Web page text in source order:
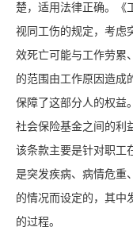
楚，适用法律正确。《
视同工伤的规定，考虑
效死亡可能与工作劳累
的范围由工作原因造成
保障了这部分人的权益
社会保险基金之间的利
该条款主要是针对职工
是突发疾病、病情危重
的情况而设定的，其中
的过程。